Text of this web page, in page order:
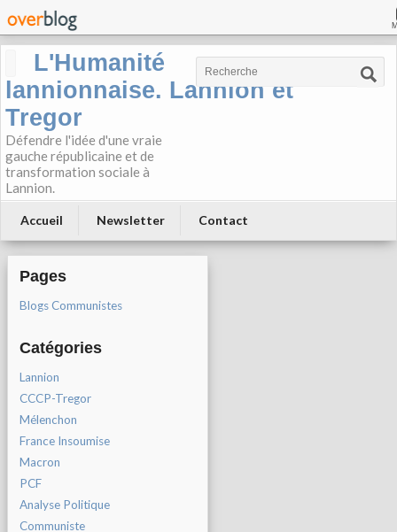
L'Humanité
lannionnaise. Lannion et
Tregor
Défendre l'idée d'une vraie
gauche républicaine et de
transformation sociale à
Lannion.
Accueil Newsletter Contact
Pages
Blogs Communistes
Catégories
Lannion
CCCP-Tregor
Mélenchon
France Insoumise
Macron
PCF
Analyse Politique
Communiste